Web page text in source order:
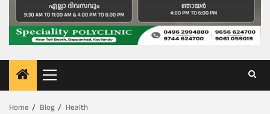
Primary
Menu
Home
Blog Health